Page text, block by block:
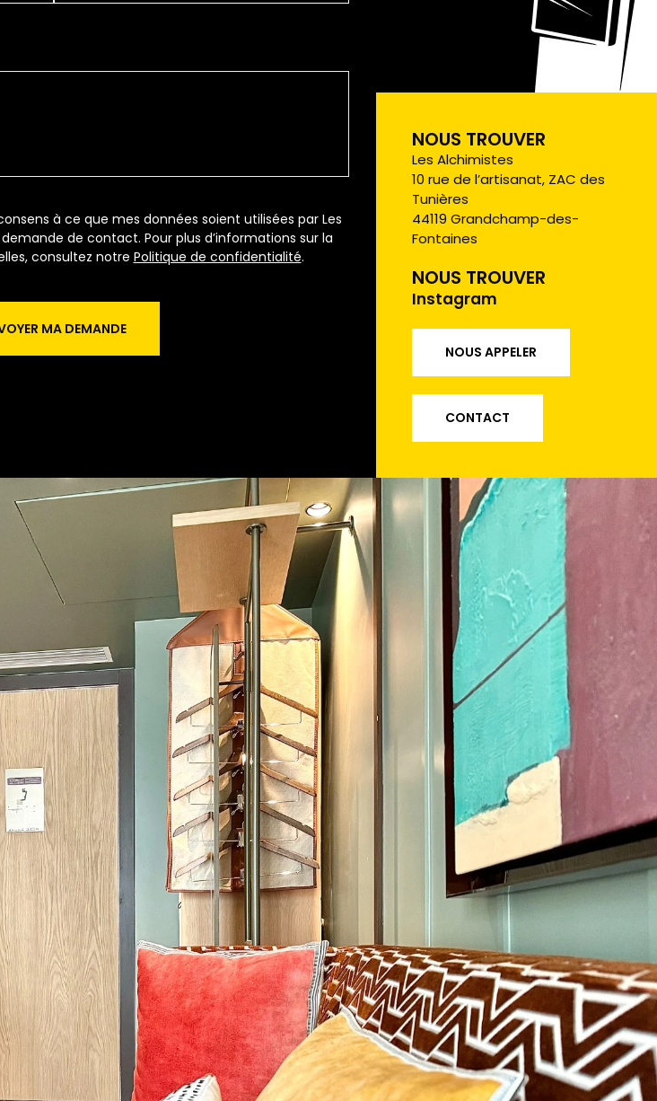
à ce que mes données soient utilisées par Les
de contact. Pour plus d’informations sur la
consultez notre Politique de confidentialité.
NOUS TROUVER
Les Alchimistes
10 rue de l’artisanat, ZAC des
Tunières
44119 Grandchamp-des-
Fontaines
NOUS TROUVER
Instagram
NOUS APPELER
CONTACT